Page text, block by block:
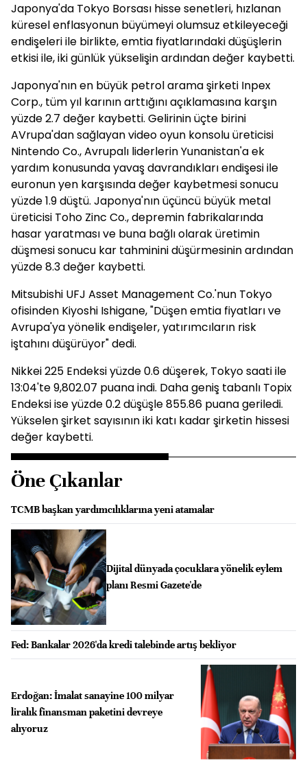
Japonya'da Tokyo Borsası hisse senetleri, hızlanan
küresel enflasyonun büyümeyi olumsuz etkileyeceği
endişeleri ile birlikte, emtia fiyatlarındaki düşüşlerin
etkisi ile, iki günlük yükselişin ardından değer kaybetti.
Japonya'nın en büyük petrol arama şirketi Inpex
Corp., tüm yıl karının arttığını açıklamasına karşın
yüzde 2.7 değer kaybetti. Gelirinin üçte birini
AVrupa'dan sağlayan video oyun konsolu üreticisi
Nintendo Co., Avrupalı liderlerin Yunanistan'a ek
yardım konusunda yavaş davrandıkları endişesi ile
euronun yen karşısında değer kaybetmesi sonucu
yüzde 1.9 düştü. Japonya'nın üçüncü büyük metal
üreticisi Toho Zinc Co., depremin fabrikalarında
hasar yaratması ve buna bağlı olarak üretimin
düşmesi sonucu kar tahminini düşürmesinin ardından
yüzde 8.3 değer kaybetti.
Mitsubishi UFJ Asset Management Co.'nun Tokyo
ofisinden Kiyoshi Ishigane, "Düşen emtia fiyatları ve
Avrupa'ya yönelik endişeler, yatırımcıların risk
iştahını düşürüyor" dedi.
Nikkei 225 Endeksi yüzde 0.6 düşerek, Tokyo saati ile
13:04'te 9,802.07 puana indi. Daha geniş tabanlı Topix
Endeksi ise yüzde 0.2 düşüşle 855.86 puana geriledi.
Yükselen şirket sayısının iki katı kadar şirketin hissesi
değer kaybetti.
Öne Çıkanlar
TCMB başkan yardımcılıklarına yeni atamalar
Dijital dünyada çocuklara yönelik eylem
planı Resmi Gazete'de
Fed: Bankalar 2026'da kredi talebinde artış bekliyor
Erdoğan: İmalat sanayine 100 milyar
liralık finansman paketini devreye
alıyoruz